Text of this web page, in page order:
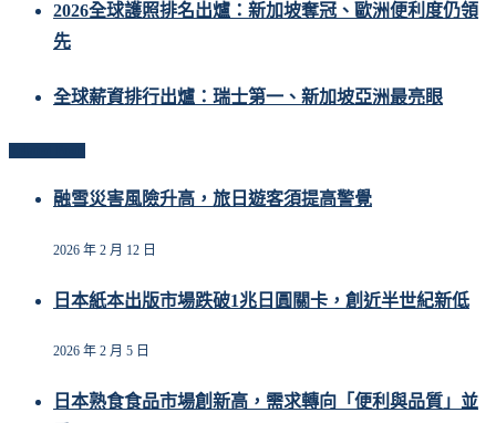
2026全球護照排名出爐：新加坡奪冠、歐洲便利度仍領
先
全球薪資排行出爐：瑞士第一、新加坡亞洲最亮眼
融雪災害風險升高，旅日遊客須提高警覺
2026 年 2 月 12 日
日本紙本出版市場跌破1兆日圓關卡，創近半世紀新低
2026 年 2 月 5 日
日本熟食食品市場創新高，需求轉向「便利與品質」並